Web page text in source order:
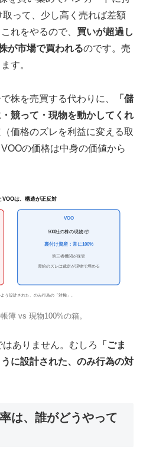
って、少し高く売れば差額
れをやるので、 買いが超過し
が市場で買われるのです。売
す。
株を売買する代わりに、
「儲
競って・現物を動かしてくれ
価格のズレを利益に変える取
の価格は中身の価値から
VOOは、構造が正反対
VOO
500社の株の現物 📦
裏付け資産：常に100%
第三者機関が保管
需給のズレは裁定が現物で埋める
う設計された、のみ行為の「対極」。
簿 vs 現物100%の箱。
ありません。むしろ
「ごま
に設計された、のみ行為の対
は、誰がどうやって